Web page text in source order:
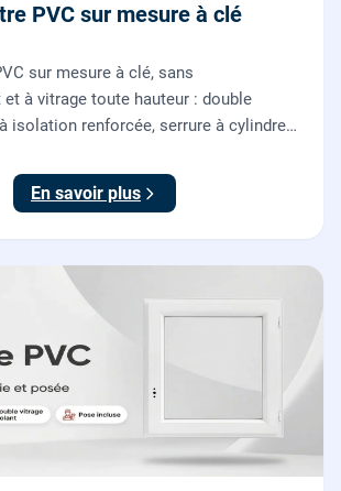
PVC sur mesure à clé
sur mesure à clé, sans
à vitrage toute hauteur : double
isolation renforcée, serrure à cylindre
En savoir plus